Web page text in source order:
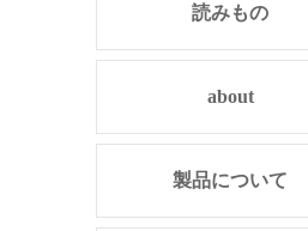
読みもの
about
製品について